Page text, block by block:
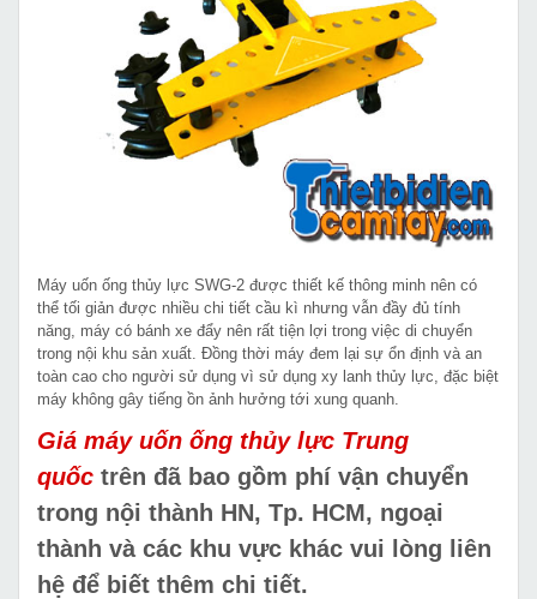
Máy uốn ống thủy lực SWG-2 được thiết kế thông minh nên có
thể tối giản được nhiều chi tiết cầu kì nhưng vẫn đầy đủ tính
năng, máy có bánh xe đẩy nên rất tiện lợi trong việc di chuyển
trong nội khu sản xuất. Đồng thời máy đem lại sự ổn định và an
toàn cao cho người sử dụng vì sử dụng xy lanh thủy lực, đặc biệt
máy không gây tiếng ồn ảnh hưởng tới xung quanh.
Giá máy uốn ống thủy lực Trung
quốc trên đã bao gồm phí vận chuyển
trong nội thành HN, Tp. HCM, ngoại
thành và các khu vực khác vui lòng liên
hệ để biết thêm chi tiết.